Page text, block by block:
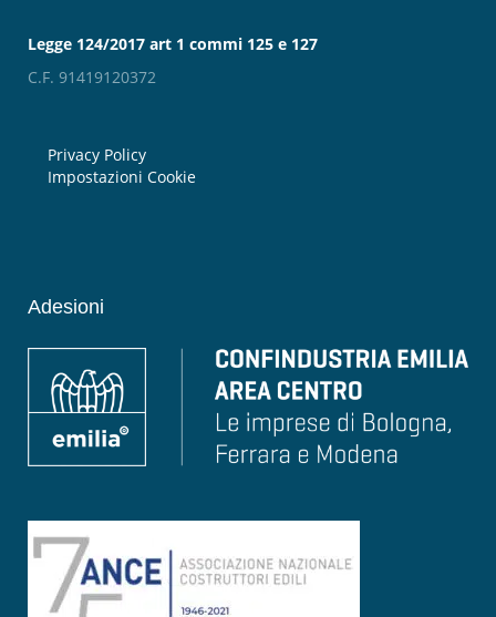
Legge 124/2017 art 1 commi 125 e 127
C.F. 91419120372
Privacy Policy
Impostazioni Cookie
Adesioni